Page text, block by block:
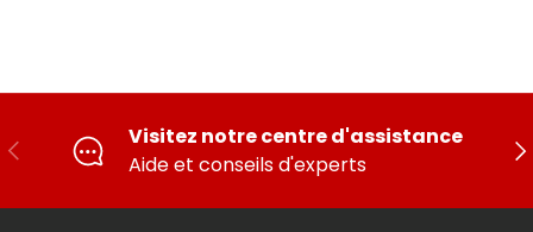
PRÉCÉDENT
Visitez notre centre d'assistance
Aide et conseils d'experts